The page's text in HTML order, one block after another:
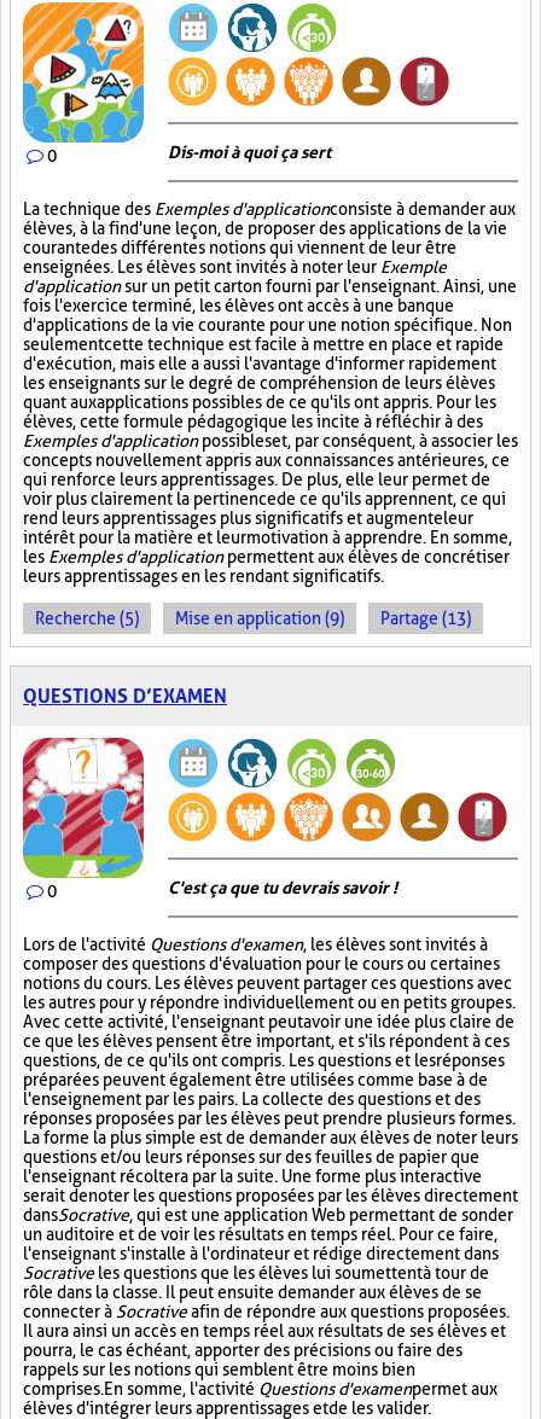
0 Dis-moi à quoi ça sert
La technique des Exemples d'applicationconsiste à demander aux
élèves, à la fin d'une leçon, de proposer des applications de la vie
courante des différentes notions qui viennent de leur être
enseignées. Les élèves sont invités à noter leur Exemple
d'applicationsur un petit carton fourni par l'enseignant. Ainsi, une
fois l'exercice terminé, les élèves ont accès à une banque
d'applications de la vie courante pour une notion spécifique. Non
seulement cette technique est facile à mettre en place et rapide
d'exécution, mais elle a aussi l'avantage d'informer rapidement
les enseignants sur le degré de compréhension de leurs élèves
quant aux applications possibles de ce qu'ils ont appris. Pour les
élèves, cette formule pédagogique les incite à réfléchir à des
Exemples d'applicationpossibles et, par conséquent, à associer les
concepts nouvellement appris aux connaissances antérieures, ce
qui renforce leurs apprentissages. De plus, elle leur permet de
voir plus clairement la pertinence de ce qu'ils apprennent, ce qui
rend leurs apprentissages plus significatifs et augmente leur
intérêt pour la matière et leur motivation à apprendre. En somme,
les Exemples d'applicationpermettent aux élèves de concrétiser
leurs apprentissages en les rendant significatifs.
Recherche (5) Mise en application (9) Partage (13)
QUESTIONS D’EXAMEN
0 C'est ça que tu devrais savoir !
Lors de l'activité Questions d'examen, les élèves sont invités à
composer des questions d'évaluation pour le cours ou certaines
notions du cours. Les élèves peuvent partager ces questions avec
les autres pour y répondre individuellement ou en petits groupes.
Avec cette activité, l'enseignant peut avoir une idée plus claire de
ce que les élèves pensent être important, et s'ils répondent à ces
questions, de ce qu'ils ont compris. Les questions et les réponses
préparées peuvent également être utilisées comme base à de
l'enseignement par les pairs. La collecte des questions et des
réponses proposées par les élèves peut prendre plusieurs formes.
La forme la plus simple est de demander aux élèves de noter leurs
questions et/ou leurs réponses sur des feuilles de papier que
l'enseignant récoltera par la suite. Une forme plus interactive
serait de noter les questions proposées par les élèves directement
dansSocrative, qui est une application Web permettant de sonder
un auditoire et de voir les résultats en temps réel. Pour ce faire,
l'enseignant s'installe à l'ordinateur et rédige directement dans
Socrativeles questions que les élèves lui soumettent à tour de
rôle dans la classe. Il peut ensuite demander aux élèves de se
connecter à Socrativeafin de répondre aux questions proposées.
Il aura ainsi un accès en temps réel aux résultats de ses élèves et
pourra, le cas échéant, apporter des précisions ou faire des
rappels sur les notions qui semblent être moins bien
comprises. En somme, l'activité Questions d'examenpermet aux
élèves d'intégrer leurs apprentissages et de les valider.